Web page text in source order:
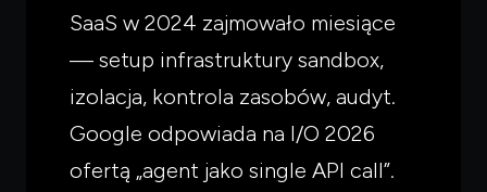
SaaS w 2024 zajmowało miesiące
— setup infrastruktury sandbox,
izolacja, kontrola zasobów, audyt.
Google odpowiada na I/O 2026
ofertą „agent jako single API call”.